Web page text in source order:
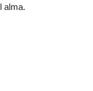
alma.